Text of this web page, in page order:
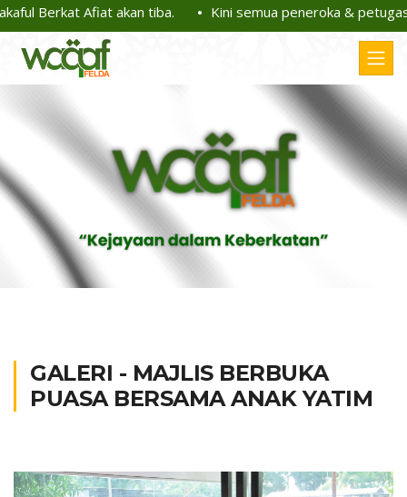
Berkat Afiat akan tiba. Kini semua peneroka & petugas
GALERI - MAJLIS BERBUKA
PUASA BERSAMA ANAK YATIM